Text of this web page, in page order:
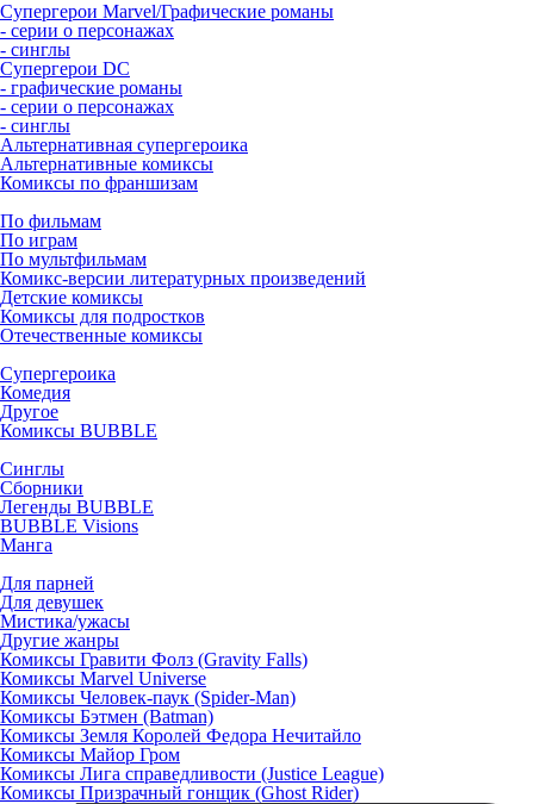
Супергерои Marvel/Графические романы
- серии о персонажах
- синглы
Супергерои DC
- графические романы
- серии о персонажах
- синглы
Альтернативная супергероика
Альтернативные комиксы
Комиксы по франшизам
По фильмам
По играм
По мультфильмам
Комикс-версии литературных произведений
Детские комиксы
Комиксы для подростков
Отечественные комиксы
Супергероика
Комедия
Другое
Комиксы BUBBLE
Синглы
Сборники
Легенды BUBBLE
BUBBLE Visions
Манга
Для парней
Для девушек
Мистика/ужасы
Другие жанры
Комиксы Гравити Фолз (Gravity Falls)
Комиксы Marvel Universe
Комиксы Человек-паук (Spider-Man)
Комиксы Бэтмен (Batman)
Комиксы Земля Королей Федора Нечитайло
Комиксы Майор Гром
Комиксы Лига справедливости (Justice League)
Комиксы Призрачный гонщик (Ghost Rider)